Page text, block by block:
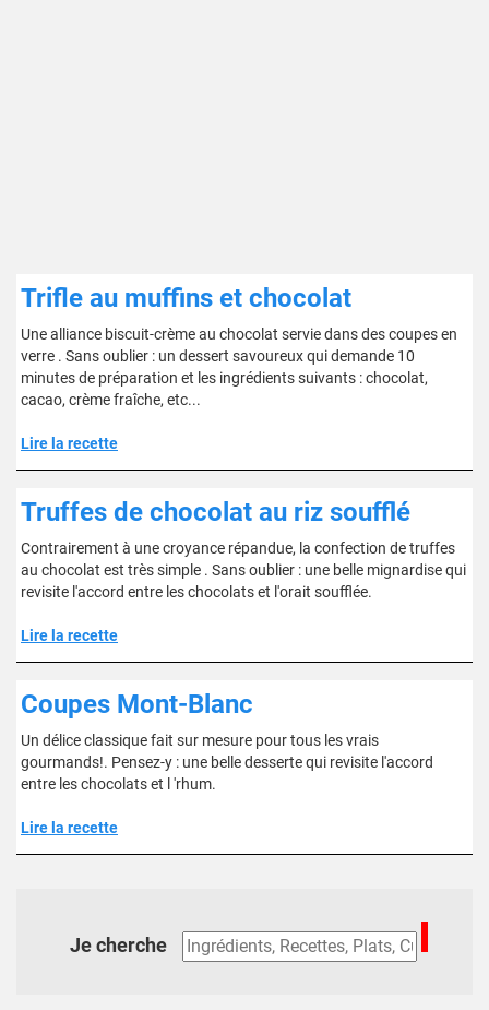
Trifle au muffins et chocolat
Une alliance biscuit-crème au chocolat servie dans des coupes en
verre . Sans oublier : un dessert savoureux qui demande 10
minutes de préparation et les ingrédients suivants : chocolat,
cacao, crème fraîche, etc...
Lire la recette
Truffes de chocolat au riz soufflé
Contrairement à une croyance répandue, la confection de truffes
au chocolat est très simple . Sans oublier : une belle mignardise qui
revisite l'accord entre les chocolats et l'orait soufflée.
Lire la recette
Coupes Mont-Blanc
Un délice classique fait sur mesure pour tous les vrais
gourmands!. Pensez-y : une belle desserte qui revisite l'accord
entre les chocolats et l 'rhum.
Lire la recette
Je cherche